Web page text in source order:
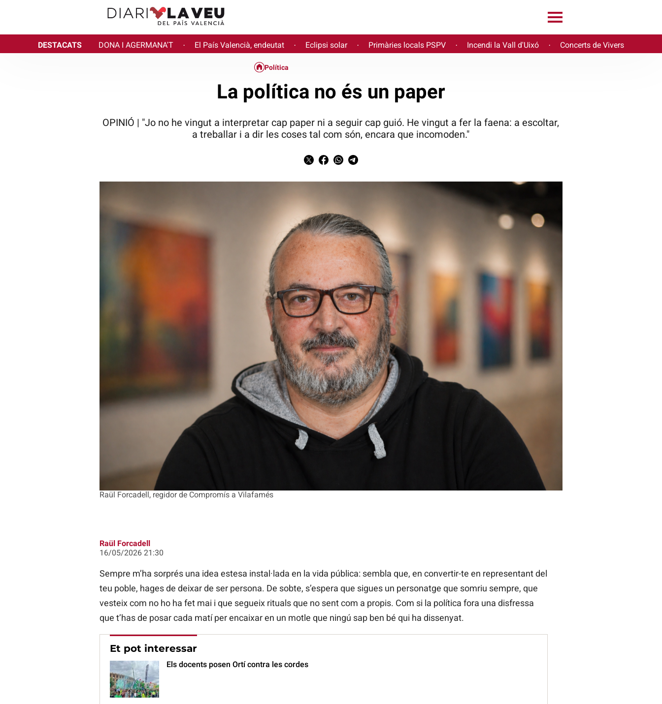
DESTACATS DONA I AGERMANA'T · El País Valencià, endeutat · Eclipsi solar · Primàries locals PSPV · Incendi la Vall d'Uixó · Concerts de Vivers
Raül Forcadell, regidor de Compromís a Vilafamés
Política
La política no és un paper
OPINIÓ | "Jo no he vingut a interpretar cap paper ni a seguir cap guió. He vingut a fer la faena: a escoltar,
a treballar i a dir les coses tal com són, encara que incomoden."
Raül Forcadell
16/05/2026 21:30
Sempre m’ha sorprés una idea estesa instal·lada en la vida pública: sembla que, en convertir-te en representant del
teu poble, hages de deixar de ser persona. De sobte, s’espera que sigues un personatge que somriu sempre, que
vesteix com no ho ha fet mai i que segueix rituals que no sent com a propis. Com si la política fora una disfressa
que t’has de posar cada matí per encaixar en un motle que ningú sap ben bé qui ha dissenyat.
Et pot interessar
Els docents posen Ortí contra les cordes